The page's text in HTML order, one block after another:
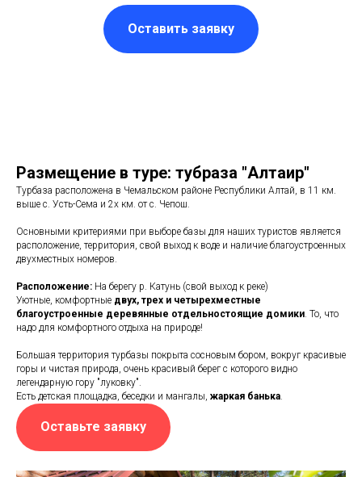
Оставить заявку
Размещение в туре: тубраза "Алтаир"
Турбаза расположена в Чемальском районе Республики Алтай, в 11 км.
выше с. Усть-Сема и 2х км. от с. Чепош.
Основными критериями при выборе базы для наших туристов является
расположение, территория, свой выход к воде и наличие благоустроенных
двухместных номеров.
Расположение: На берегу р. Катунь (свой выход к реке)
Уютные, комфортные двух, трех и четырехместные
благоустроенные деревянные отдельностоящие домики . То, что
надо для комфортного отдыха на природе!
Большая территория турбазы покрыта сосновым бором, вокруг красивые
горы и чистая природа, очень красивый берег с которого видно
легендарную гору "луковку".
Есть детская площадка, беседки и мангалы, жаркая банька
Оставьте заявку